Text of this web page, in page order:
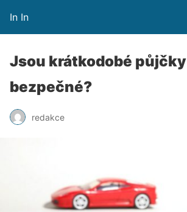
In In
Jsou krátkodobé půjčky
bezpečné?
redakce